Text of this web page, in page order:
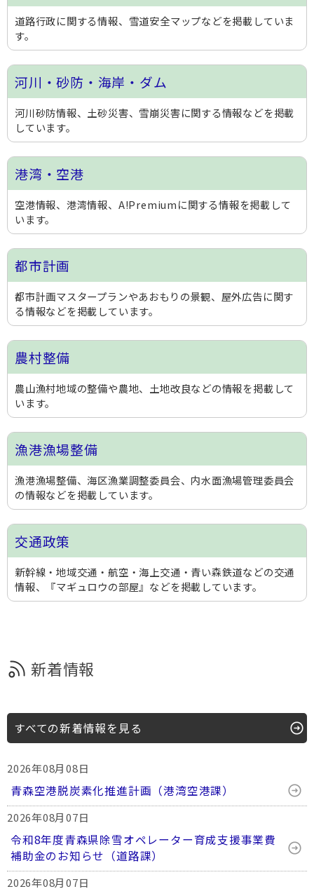
道路行政に関する情報、雪道安全マップなどを掲載していま
す。
河川・砂防・海岸・ダム
河川砂防情報、土砂災害、雪崩災害に関する情報などを掲載
しています。
港湾・空港
空港情報、港湾情報、A!Premiumに関する情報を掲載して
います。
都市計画
都市計画マスタープランやあおもりの景観、屋外広告に関す
る情報などを掲載しています。
農村整備
農山漁村地域の整備や農地、土地改良などの情報を掲載して
います。
漁港漁場整備
漁港漁場整備、海区漁業調整委員会、内水面漁場管理委員会
の情報などを掲載しています。
交通政策
新幹線・地域交通・航空・海上交通・青い森鉄道などの交通
情報、『マギュロウの部屋』などを掲載しています。
新着情報
すべての新着情報を見る
2026年08月08日
青森空港脱炭素化推進計画（港湾空港課）
2026年08月07日
令和8年度青森県除雪オペレーター育成支援事業費
補助金のお知らせ（道路課）
2026年08月07日